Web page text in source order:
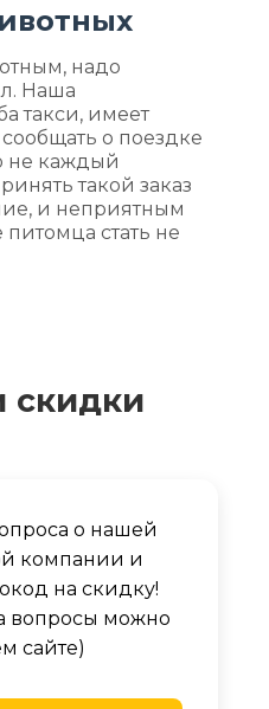
надо
Наша
такси, имеет
о поездке
не каждый
такой заказ
и неприятным
стать не
скидки
о нашей
компании и
на скидку!
вопросы можно
сайте)